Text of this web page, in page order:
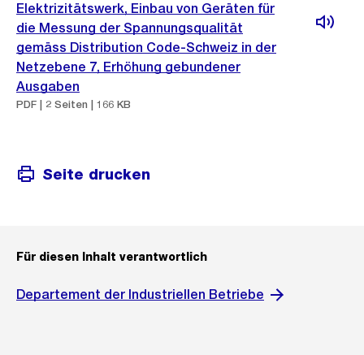
Elektrizitätswerk, Einbau von Geräten für
die Messung der Spannungsqualität
gemäss Distribution Code-Schweiz in der
Netzebene 7, Erhöhung gebundener
Ausgaben
PDF | 2 Seiten | 166 KB
Seite drucken
Für diesen Inhalt verantwortlich
Departement der Industriellen Betriebe